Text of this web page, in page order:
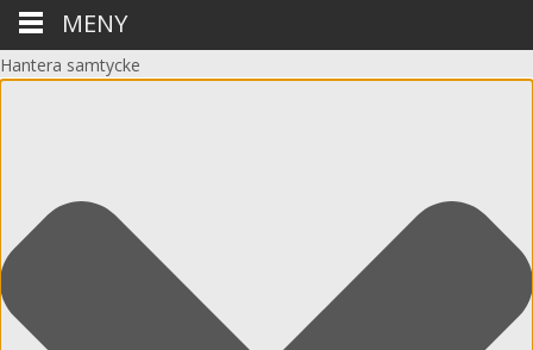
Hantera samtycke
MENY